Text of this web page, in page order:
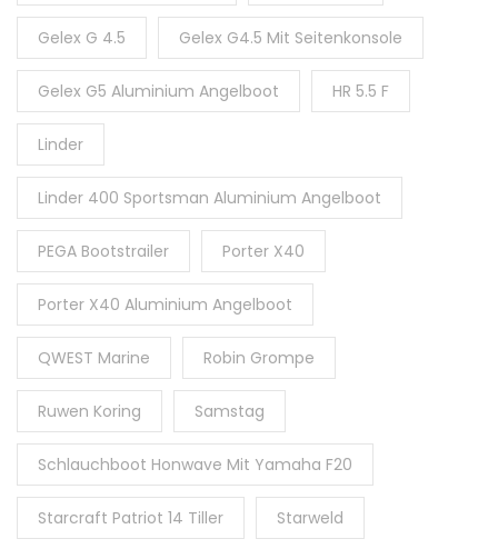
Gelex G 4.5 Gelex G4.5 Mit Seitenkonsole
Gelex G5 Aluminium Angelboot HR 5.5 F
Linder
Linder 400 Sportsman Aluminium Angelboot
PEGA Bootstrailer Porter X40
Porter X40 Aluminium Angelboot
QWEST Marine Robin Grompe
Ruwen Koring Samstag
Schlauchboot Honwave Mit Yamaha F20
Starcraft Patriot 14 Tiller Starweld